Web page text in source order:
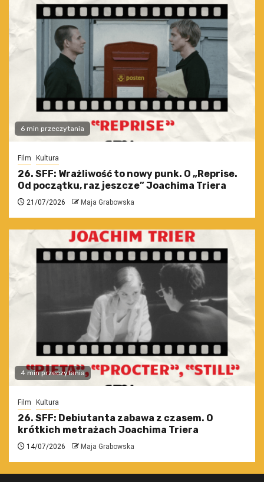
6 min przeczytania
Film Kultura
26. SFF: Wrażliwość to nowy punk. O „Reprise.
Od początku, raz jeszcze” Joachima Triera
21/07/2026 Maja Grabowska
4 min przeczytania
Film Kultura
26. SFF: Debiutanta zabawa z czasem. O
krótkich metrażach Joachima Triera
14/07/2026 Maja Grabowska